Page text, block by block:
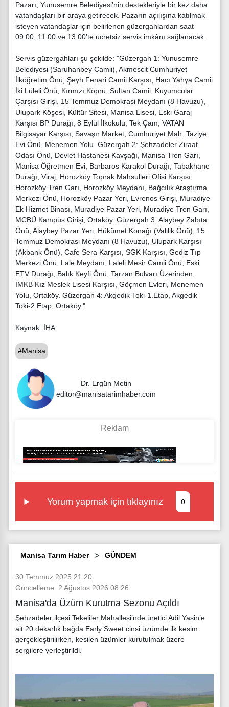
Pazarı, Yunusemre Belediyesi’nin destekleriyle bir kez daha
vatandaşları bir araya getirecek. Pazarın açılışına katılmak
isteyen vatandaşlar için belirlenen güzergahlardan saat
09.00, 11.00 ve 13.00’te ücretsiz servis imkânı sağlanacak.
Servis güzergahları şu şekilde: "Güzergah 1: Yunusemre
Belediyesi (Saruhanbey Camii), Akmescit Cumhuriyet
İlköğretim Önü, Şeyh Fenari Camii Karşısı, Hacı Yahya Camii
İki Lüleli Önü, Kırmızı Köprü, Sultan Camii, Kuyumcular
Çarşısı Girişi, 15 Temmuz Demokrasi Meydanı (8 Havuzu),
Ulupark Köşesi, Kültür Sitesi, Manisa Lisesi, Eski Garaj
Karşısı BP Durağı, 8 Eylül İlkokulu, Tek Çam, VATAN
Bilgisayar Karşısı, Savaşır Market, Cumhuriyet Mah. Taziye
Evi Önü, Menemen Yolu. Güzergah 2: Şehzadeler Ziraat
Odası Önü, Devlet Hastanesi Kavşağı, Manisa Tren Garı,
Manisa Öğretmen Evi, Barbaros Karakol Durağı, Tabakhane
Durağı, Viraj, Horozköy Toprak Mahsulleri Ofisi Karşısı,
Horozköy Tren Garı, Horozköy Meydanı, Bağcılık Araştırma
Merkezi Önü, Horozköy Pazar Yeri, Evrenos Girişi, Muradiye
Ek Hizmet Binası, Muradiye Pazar Yeri, Muradiye Tren Garı,
MCBÜ Kampüs Girişi, Ortaköy. Güzergah 3: Alaybey Zabıta
Önü, Alaybey Pazar Yeri, Hükümet Konağı (Valilik Önü), 15
Temmuz Demokrasi Meydanı (8 Havuzu), Ulupark Karşısı
(Akbank Önü), Cafe Sera Karşısı, SGK Karşısı, Gediz Tıp
Merkezi Önü, Lale Meydanı, Laleli Mesir Camii Önü, Eski
ETV Durağı, Balık Keyfi Önü, Tarzan Bulvarı Üzerinden,
İMKB Kız Meslek Lisesi Karşısı, Göçmen Evleri, Menemen
Yolu, Ortaköy. Güzergah 4: Akgedik Toki-1.Etap, Akgedik
Toki-2.Etap, Ortaköy."
Kaynak: İHA
#Manisa
Dr. Ergün Metin
editor@manisatarimhaber.com
Yorum yapmak için tıklayınız 0
Manisa Tarım Haber GÜNDEM
30 Temmuz 2025 21:20
Güncelleme: 2 Ağustos 2026 08:26
Manisa'da Üzüm Kurutma Sezonu Açıldı
Şehzadeler ilçesi Tekeliler Mahallesi’nde üretici Adil Yasin’e
ait 20 dekarlık bağda Early Sweet cinsi üzümde ilk kesim
gerçekleştirilirken, kesilen üzümler kurutulmak üzere
sergilere yerleştirildi.